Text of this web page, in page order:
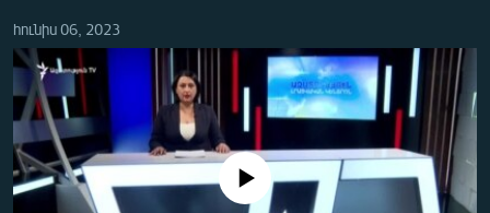
ՂԱՐԱԲԱՂ
ՊԱՏԵՐԱԶՄԻ 6 ՇԱԲԱԹՆԵՐԸ
ՏԱՐԱԾԱՇՐՋԱՆ
ՄԻՋԱԶԳԱՅԻՆ
ՄՇԱԿՈՒՅԹ
հունիս 06, 2023
No media source currently available